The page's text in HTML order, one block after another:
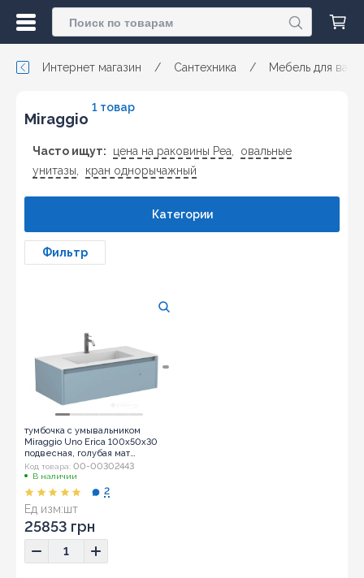
Интернет магазин / Сантехника / Мебель для
Miraggio
1 товар
Часто ищут: цена на раковины Реа
овальные
унитазы
кран однорычажный
Фильтр
Категории
тумбочка с умывальником
Miraggio Uno Erica 100x50x30
подвесная, голубая мат
(8815020)
Код товара: 00-00302443
В наличии
Ед изм:шт
2
25853 грн